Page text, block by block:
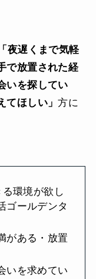
「夜遅くまで気軽
で放置された経
いを探してい
てほしい」方に
環境が欲し
ゴールデンタ
がある・放置
いを求めてい